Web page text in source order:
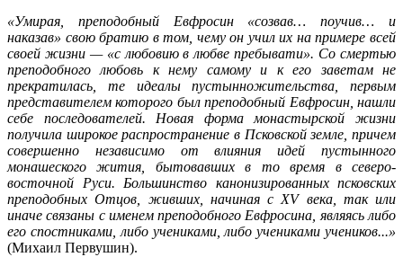
«Умирая, преподобный Евфросин «созвав… поучив… и
наказав» свою братию в том, чему он учил их на примере всей
своей жизни — «с любовию в любве пребывати». Со смертью
преподобного любовь к нему самому и к его заветам не
прекратилась, те идеалы пустынножительства, первым
представителем которого был преподобный Евфросин, нашли
себе последователей. Новая форма монастырской жизни
получила широкое распространение в Псковской земле, причем
совершенно независимо от влияния идей пустынного
монашеского жития, бытовавших в то время в северо-
восточной Руси. Большинство канонизированных псковских
преподобных Отцов, живших, начиная с XV века, так или
иначе связаны с именем преподобного Евфросина, являясь либо
его спостниками, либо учениками, либо учениками учеников...»
(Михаил Первушин).